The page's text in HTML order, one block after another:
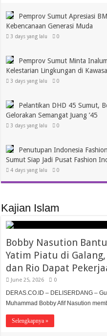
Pemprov Sumut Apresiasi
Kebencanaan Generasi Muda
3 days yang lalu 0
Pemprov Sumut Minta
Kelestarian Lingkungan di
3 days yang lalu 0
Pelantikan DHD 45 Sumut,
Gelorakan Semangat Juang ’45
3 days yang lalu 0
Penutupan Indonesia
Sumut Siap Jadi Pusat Fashion
4 days yang lalu 0
Kajian Islam
Bobby Nasution
Yatim Piatu di
dan Rio Dapat
June 25, 2026 0
DERAS.CO.ID – DELISERDANG –
Muhammad Bobby Afif Nasution
Selengkapnya »